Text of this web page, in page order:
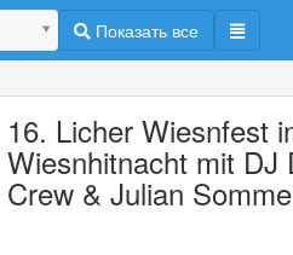
Показать все
16. Licher Wiesnfest
Wiesnhitnacht mit DJ
Crew & Julian